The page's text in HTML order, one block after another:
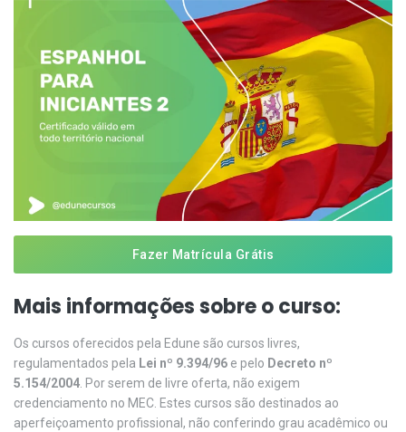
Fazer Matrícula Grátis
Mais informações sobre o curso:
Os cursos oferecidos pela Edune são cursos livres,
regulamentados pela Lei nº 9.394/96 e pelo Decreto nº
5.154/2004 . Por serem de livre oferta, não exigem
credenciamento no MEC. Estes cursos são destinados ao
aperfeiçoamento profissional, não conferindo grau acadêmico ou